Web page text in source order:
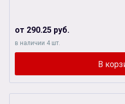
от 290.25 руб.
в наличии 4 шт.